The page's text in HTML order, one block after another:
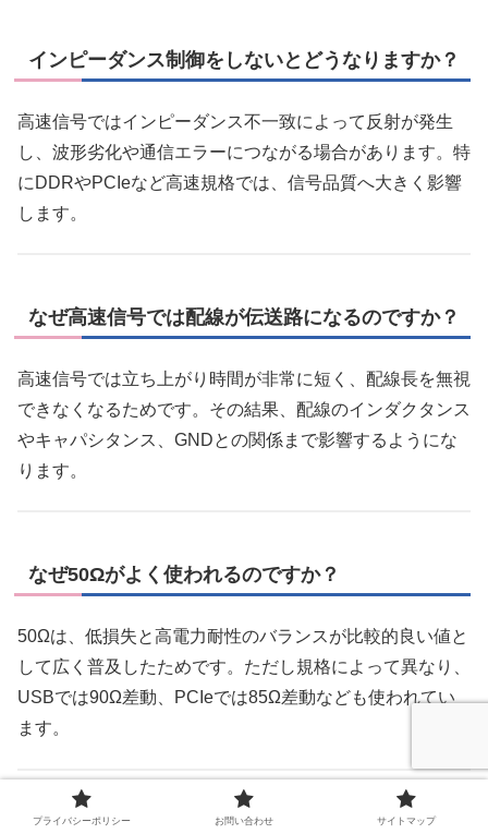
インピーダンス制御をしないとどうなりますか？
高速信号ではインピーダンス不一致によって反射が発生
し、波形劣化や通信エラーにつながる場合があります。特
にDDRやPCIeなど高速規格では、信号品質へ大きく影響
します。
なぜ高速信号では配線が伝送路になるのですか？
高速信号では立ち上がり時間が非常に短く、配線長を無視
できなくなるためです。その結果、配線のインダクタンス
やキャパシタンス、GNDとの関係まで影響するようにな
ります。
なぜ50Ωがよく使われるのですか？
50Ωは、低損失と高電力耐性のバランスが比較的良い値と
して広く普及したためです。ただし規格によって異なり、
USBでは90Ω差動、PCIeでは85Ω差動なども使われてい
ます。
プライバシーポリシー お問い合わせ サイトマップ